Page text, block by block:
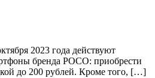
2023 года действуют
бренда POCO: приобрести
до 200 рублей. Кроме того, […]